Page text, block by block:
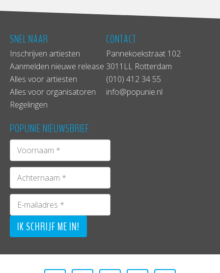
SNEL NAAR
Inschrijven artiesten
Aanmelden nieuwe release
Alles voor artiesten
Alles voor organisatoren
Regelingen
CONTACT
Pannekoekstraat 102
3011LL Rotterdam
(010) 412 34 55
info@popunie.nl
POPUNIE NIEUWSBRIEF